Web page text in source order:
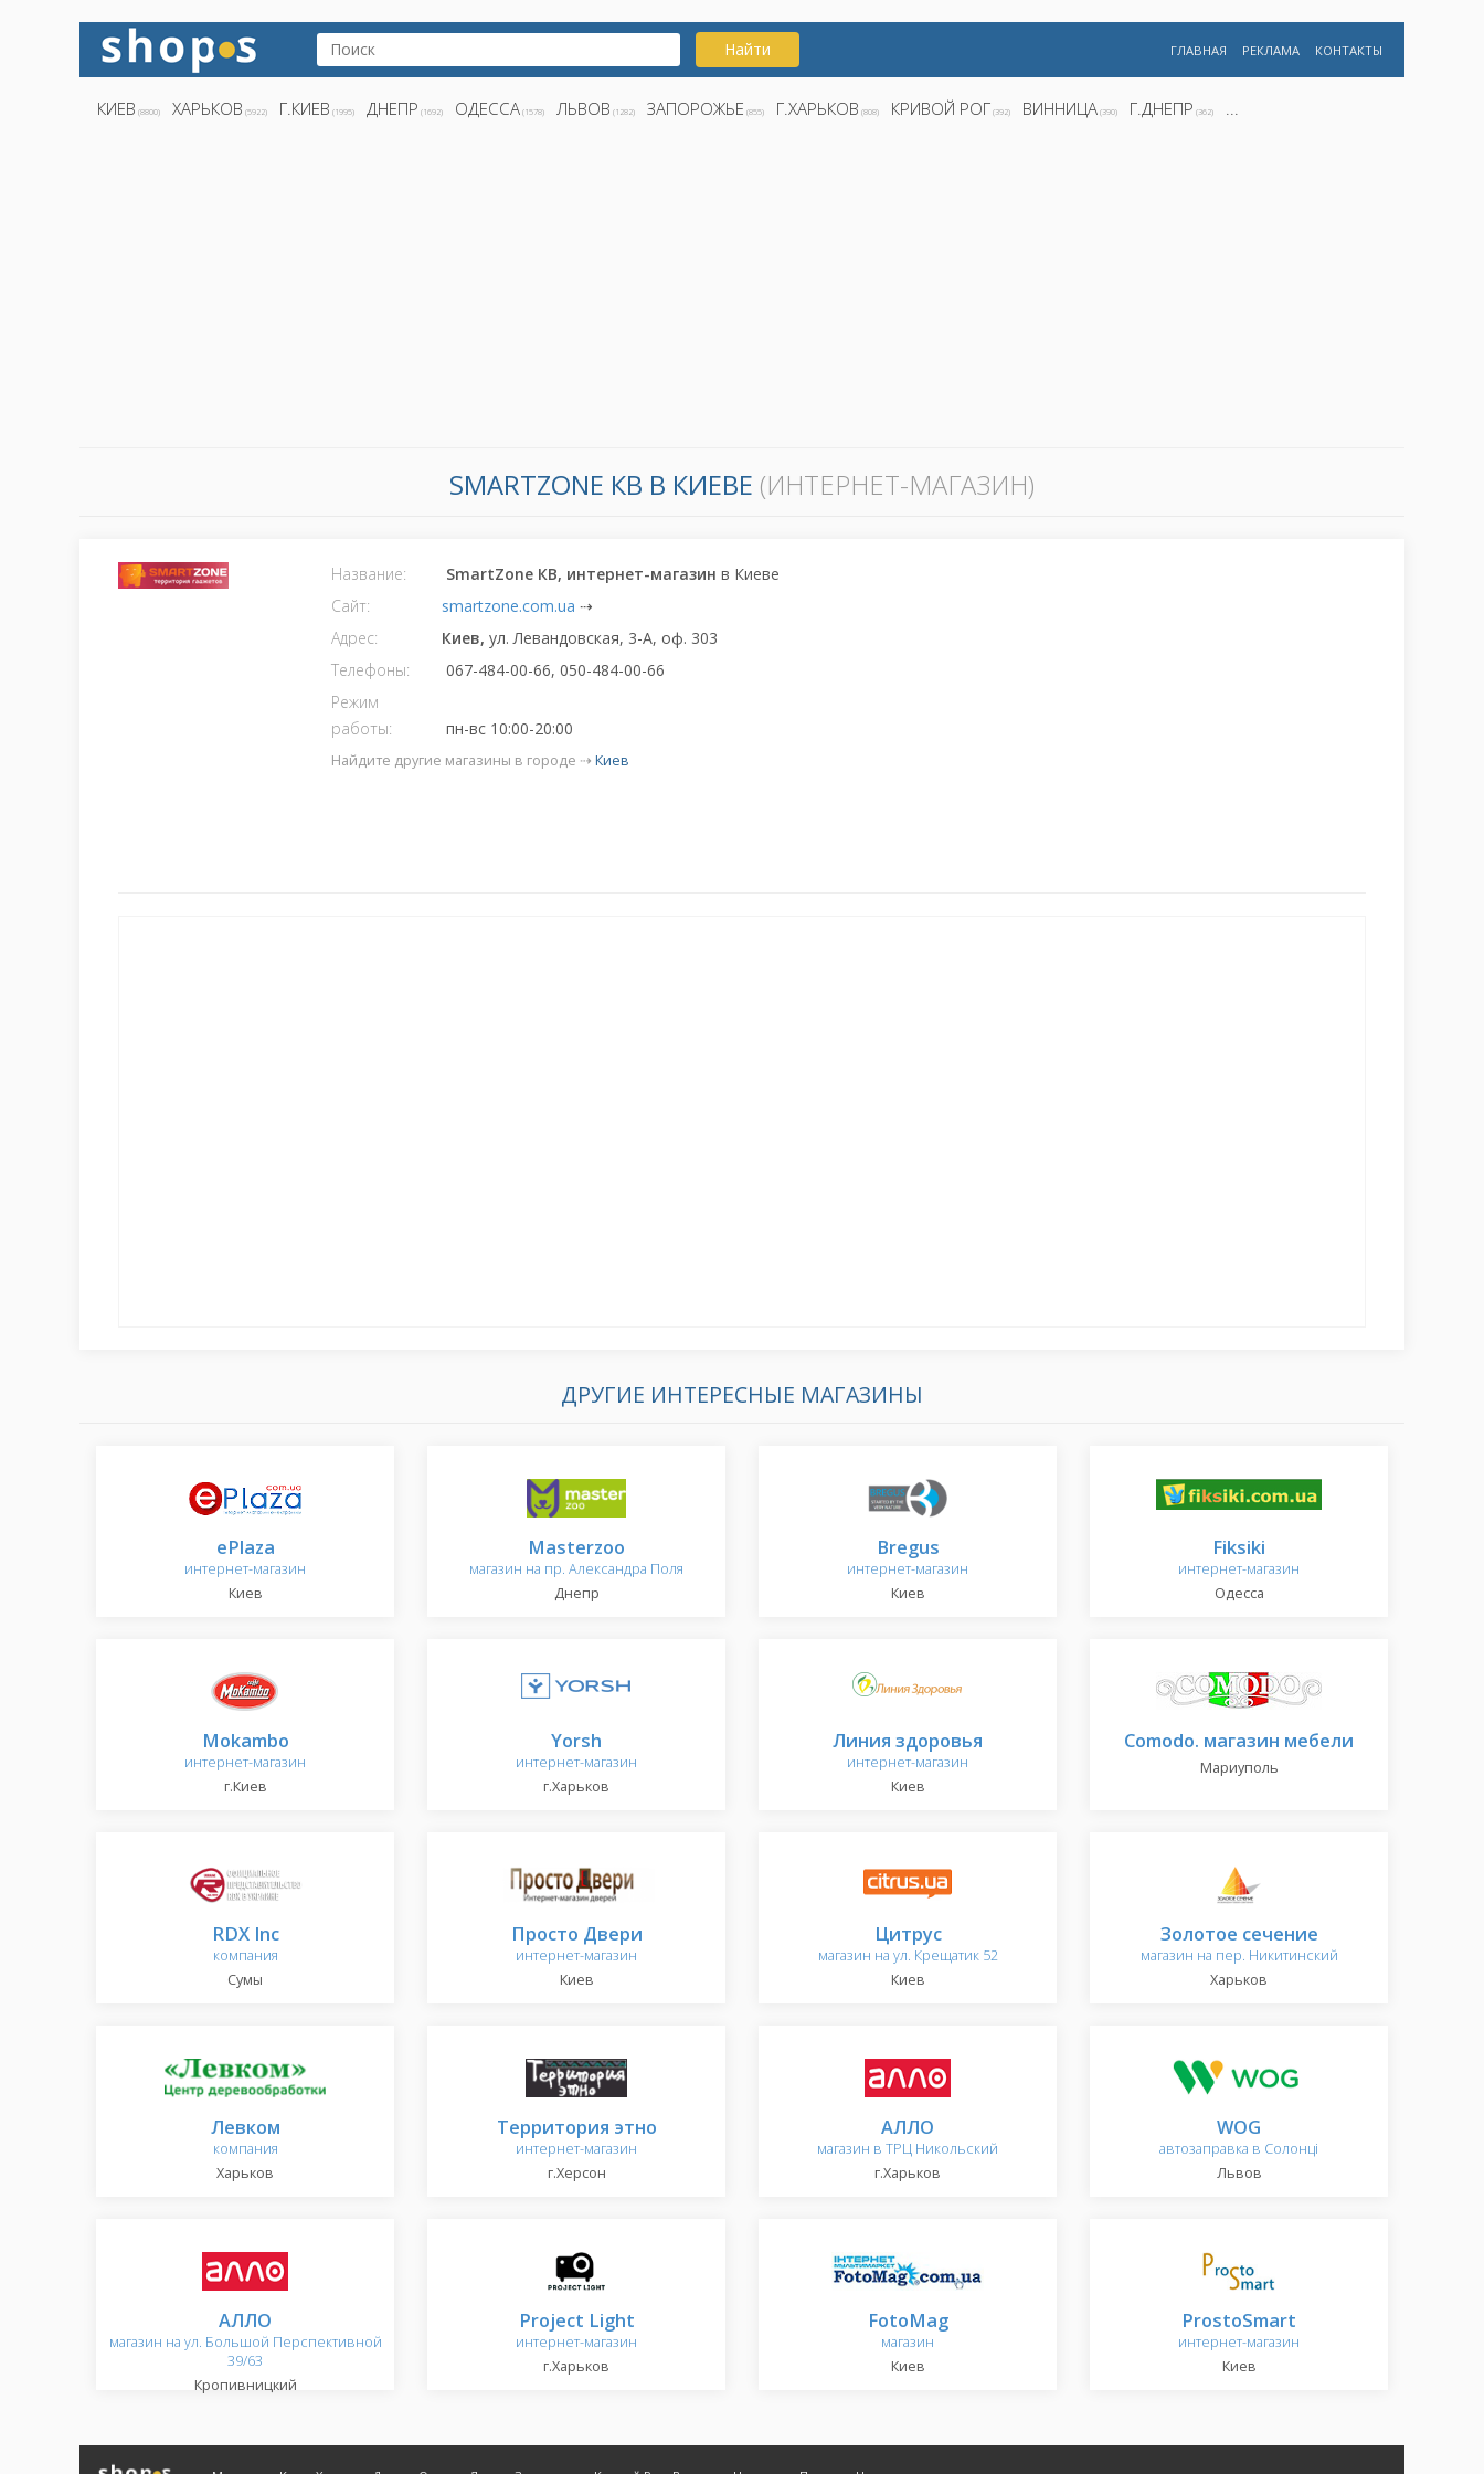
Найти ГЛАВНАЯ РЕКЛАМА КОНТАКТЫ
КИЕВ (8800) ХАРЬКОВ (5922) Г.КИЕВ (1995) ДНЕПР (1692) ОДЕССА (1578) ЛЬВОВ (1282) ЗАПОРОЖЬЕ (855) Г.ХАРЬКОВ (808) КРИВОЙ РОГ (392) ВИННИЦА (390) Г.ДНЕПР (362) ...
SMARTZONE КВ В КИЕВЕ (ИНТЕРНЕТ-МАГАЗИН)
Название: SmartZone КВ, интернет-магазин в Киеве
Сайт:
smartzone.com.ua ⇢
Адрес:
Киев,ул. Левандовская, 3-А, оф. 303
Телефоны:
067-484-00-66, 050-484-00-66
Режим
работы:
пн-вс 10:00-20:00
Найдите другие магазины в городе ⇢Киев
ДРУГИЕ ИНТЕРЕСНЫЕ МАГАЗИНЫ
ePlaza
интернет-магазин
Киев
Masterzoo
магазин на пр. Александра Поля
Днепр
Bregus
интернет-магазин
Киев
Fiksiki
интернет-магазин
Одесса
Mokambo
интернет-магазин
г.Киев
Yorsh
интернет-магазин
г.Харьков
Линия здоровья
интернет-магазин
Киев
Comodo. магазин мебели
Мариуполь
RDX Inc
компания
Сумы
Просто Двери
интернет-магазин
Киев
Цитрус
магазин на ул. Крещатик 52
Киев
Золотое сечение
магазин на пер. Никитинский
Харьков
Левком
компания
Харьков
Территория этно
интернет-магазин
г.Херсон
АЛЛО
магазин в ТРЦ Никольский
г.Харьков
WOG
автозаправка в Солонці
Львов
АЛЛО
магазин на ул. Большой Перспективной
39/63
Кропивницкий
Project Light
интернет-магазин
г.Харьков
FotoMag
магазин
Киев
ProstoSmart
интернет-магазин
Киев